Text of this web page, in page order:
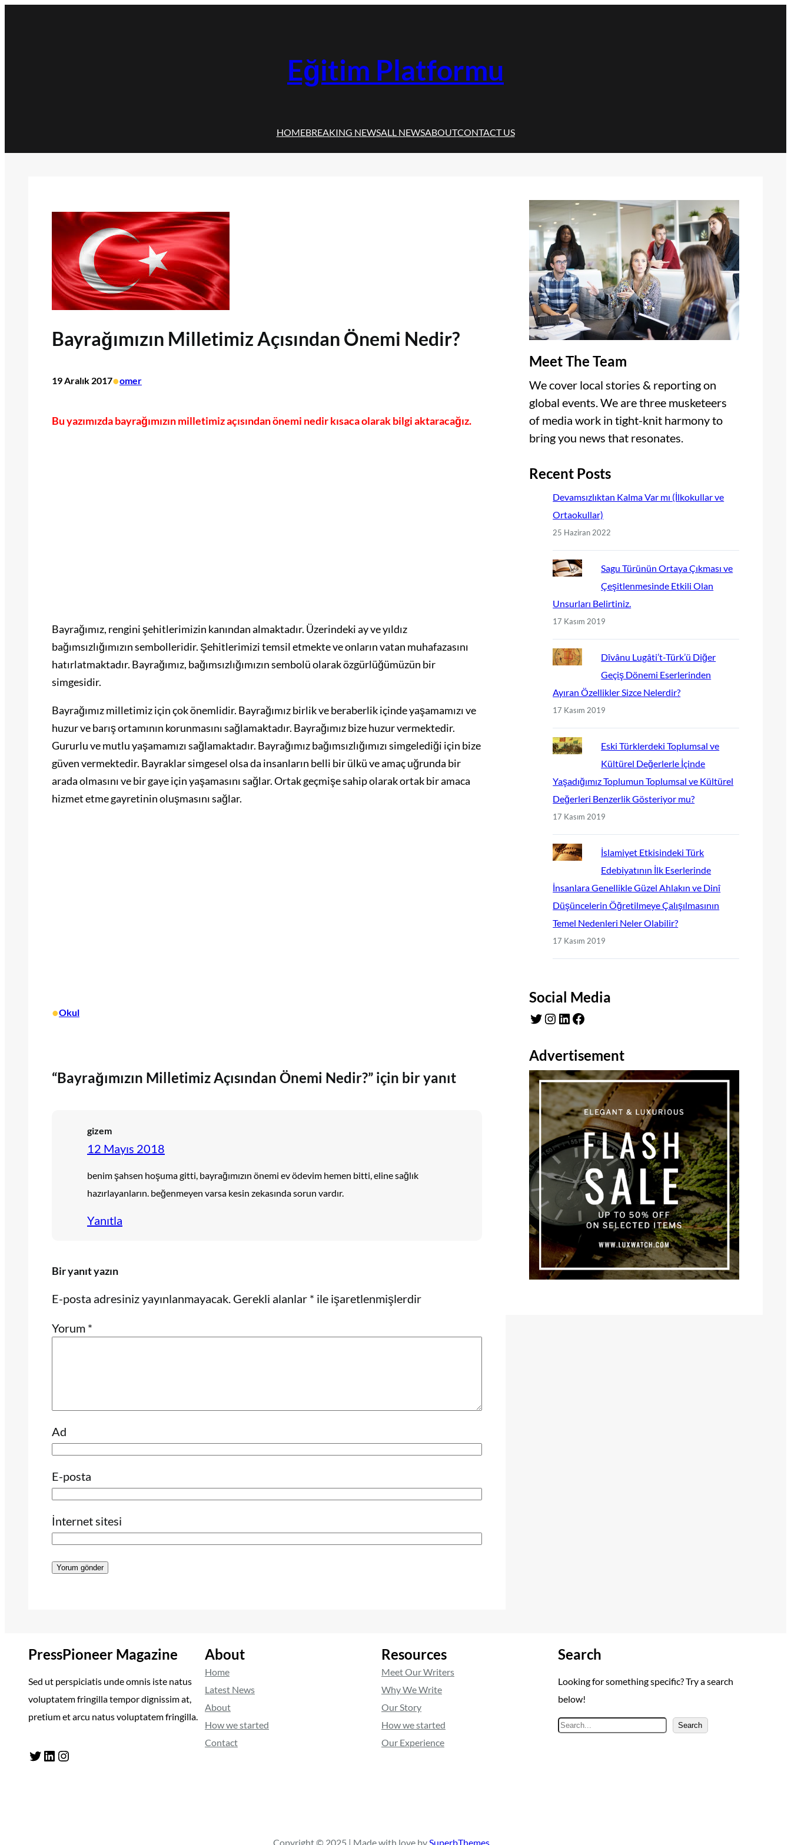
Eğitim Platformu
HOMEBREAKING NEWSALL NEWSABOUTCONTACT US
Bayrağımızın Milletimiz Açısından Önemi Nedir?
19 Aralık 2017•omer
Bu yazımızda bayrağımızın milletimiz açısından önemi nedir kısaca olarak bilgi aktaracağız.
Bayrağımız, rengini şehitlerimizin kanından almaktadır. Üzerindeki ay ve yıldız
bağımsızlığımızın sembolleridir. Şehitlerimizi temsil etmekte ve onların vatan muhafazasını
hatırlatmaktadır. Bayrağımız, bağımsızlığımızın sembolü olarak özgürlüğümüzün bir
simgesidir.
Bayrağımız milletimiz için çok önemlidir. Bayrağımız birlik ve beraberlik içinde yaşamamızı ve
huzur ve barış ortamının korunmasını sağlamaktadır. Bayrağımız bize huzur vermektedir.
Gururlu ve mutlu yaşamamızı sağlamaktadır. Bayrağımız bağımsızlığımızı simgelediği için bize
güven vermektedir. Bayraklar simgesel olsa da insanların belli bir ülkü ve amaç uğrunda bir
arada olmasını ve bir gaye için yaşamasını sağlar. Ortak geçmişe sahip olarak ortak bir amaca
hizmet etme gayretinin oluşmasını sağlar.
•Okul
“Bayrağımızın Milletimiz Açısından Önemi Nedir?” için bir yanıt
gizem
12 Mayıs 2018
benim şahsen hoşuma gitti, bayrağımızın önemi ev ödevim hemen bitti, eline sağlık
hazırlayanların. beğenmeyen varsa kesin zekasında sorun vardır.
Yanıtla
Bir yanıt yazın
E-posta adresiniz yayınlanmayacak. Gerekli alanlar * ile işaretlenmişlerdir
Yorum *
Ad
E-posta
İnternet sitesi
Meet The Team
We cover local stories & reporting on
global events. We are three musketeers
of media work in tight-knit harmony to
bring you news that resonates.
Recent Posts
Devamsızlıktan Kalma Var mı (İlkokullar ve
Ortaokullar)
25 Haziran 2022
Sagu Türünün Ortaya Çıkması ve
Çeşitlenmesinde Etkili Olan
Unsurları Belirtiniz.
17 Kasım 2019
Dîvânu Lugâti’t-Türk’ü Diğer
Geçiş Dönemi Eserlerinden
Ayıran Özellikler Sizce Nelerdir?
17 Kasım 2019
Eski Türklerdeki Toplumsal ve
Kültürel Değerlerle İçinde
Yaşadığımız Toplumun Toplumsal ve Kültürel
Değerleri Benzerlik Gösteriyor mu?
17 Kasım 2019
İslamiyet Etkisindeki Türk
Edebiyatının İlk Eserlerinde
İnsanlara Genellikle Güzel Ahlakın ve Dinî
Düşüncelerin Öğretilmeye Çalışılmasının
Temel Nedenleri Neler Olabilir?
17 Kasım 2019
Social Media
Twitter
Instagram LinkedIn Facebook
Advertisement
PressPioneer Magazine
Sed ut perspiciatis unde omnis iste natus
voluptatem fringilla tempor dignissim at,
pretium et arcu natus voluptatem fringilla.
Twitter LinkedIn Instagram
About
Home
Latest News
About
How we started
Contact
Resources
Meet Our Writers
Why We Write
Our Story
How we started
Our Experience
Search
Looking for something specific? Try a search
below!
A
Search
Copyright © 2025 | Made with love by SuperbThemes